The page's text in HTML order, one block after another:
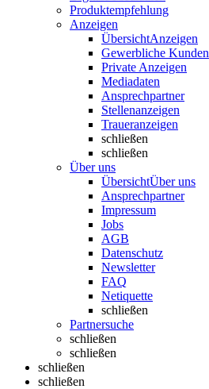
Produktempfehlung
Anzeigen
ÜbersichtAnzeigen
Gewerbliche Kunden
Private Anzeigen
Mediadaten
Ansprechpartner
Stellenanzeigen
Traueranzeigen
schließen
schließen
Über uns
ÜbersichtÜber uns
Ansprechpartner
Impressum
Jobs
AGB
Datenschutz
Newsletter
FAQ
Netiquette
schließen
Partnersuche
schließen
schließen
schließen
schließen